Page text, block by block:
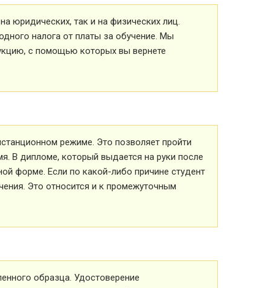
юридических, так и на физических лиц.
налога от платы за обучение. Мы
с помощью которых вы вернете
режиме. Это позволяет пройти
В дипломе, который выдается на руки после
форме. Если по какой-либо причине студент
Это относится и к промежуточным
образца. Удостоверение